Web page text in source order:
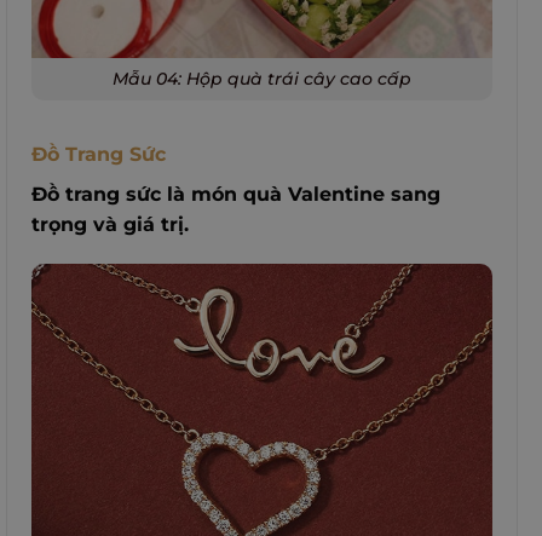
Mẫu 04: Hộp quà trái cây cao cấp
Đồ Trang Sức
Đồ trang sức là món quà Valentine sang
trọng và giá trị.